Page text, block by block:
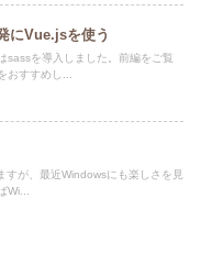
にVue.jsを使う
sassを導入しました。前編をご覧
おすすめし...
すが、最近Windowsにも楽しさを見
Wi...